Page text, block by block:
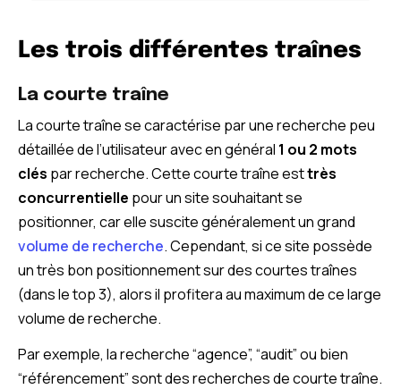
Les trois différentes traînes
La courte traîne
La courte traîne se caractérise par une recherche peu
détaillée de l’utilisateur avec en général 1 ou 2 mots
clés par recherche. Cette courte traîne esttrès
concurrentielle pour un site souhaitant se
positionner, car elle suscite généralement un grand
volume de recherche. Cependant, si ce site possède
un très bon positionnement sur des courtes traînes
(dans le top 3), alors il profitera au maximum de ce large
volume de recherche.
Par exemple, la recherche “agence”, “audit” ou bien
“référencement” sont des recherches de courte traîne.